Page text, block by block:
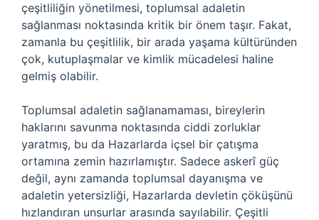
çeşitliliğin yönetilmesi, toplumsal adaletin
sağlanması noktasında kritik bir önem taşır. Fakat,
zamanla bu çeşitlilik, bir arada yaşama kültüründen
çok, kutuplaşmalar ve kimlik mücadelesi haline
gelmiş olabilir.
Toplumsal adaletin sağlanamaması, bireylerin
haklarını savunma noktasında ciddi zorluklar
yaratmış, bu da Hazarlarda içsel bir çatışma
ortamına zemin hazırlamıştır. Sadece askerî güç
değil, aynı zamanda toplumsal dayanışma ve
adaletin yetersizliği, Hazarlarda devletin çöküşünü
hızlandıran unsurlar arasında sayılabilir. Çeşitli